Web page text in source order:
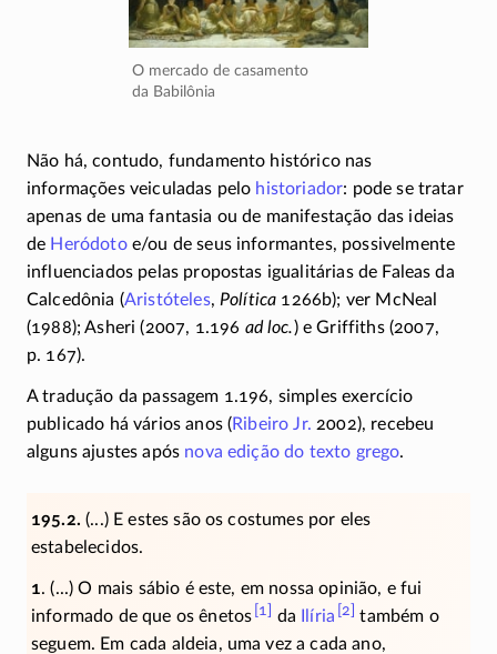
O mercado de casamento
da Babilônia
Não há, contudo, fundamento histórico nas
informações veiculadas pelo historiador: pode se tratar
apenas de uma fantasia ou de manifestação das ideias
de Heródotoe/ou de seus informantes, possivelmente
influenciados pelas propostas igualitárias de Faleas da
Calcedônia (Aristóteles, Política 1266b); ver McNeal
(1988); Asheri (2007, 1.196 ad loc.) e Griffiths (2007,
p. 167).
A tradução da passagem 1.196, simples exercício
publicado há vários anos (Ribeiro Jr. 2002), recebeu
alguns ajustes após nova edição do texto grego.
195.2. (...) E estes são os costumes por eles
estabelecidos.
1. (...) O mais sábio é este, em nossa opinião, e fui
informado de que os ênetos [1] da Ilíria [2]
também o
seguem. Em cada aldeia, uma vez a cada ano,